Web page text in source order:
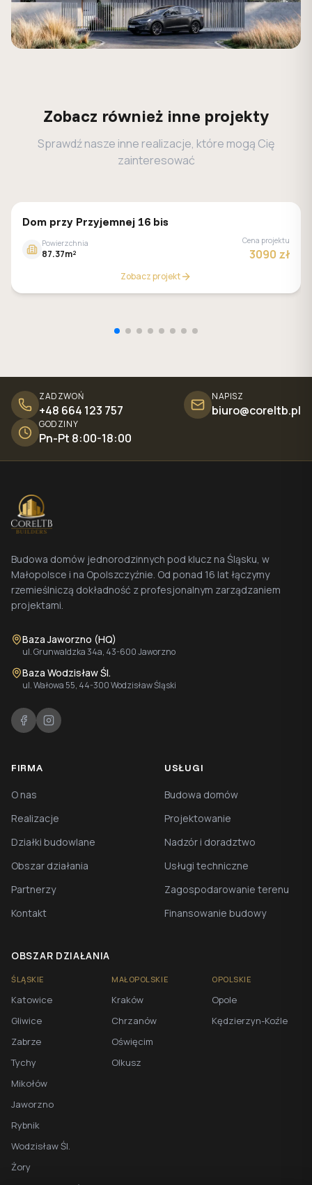
Zobacz również inne projekty
Sprawdź nasze inne realizacje, które mogą Cię
zainteresować
GALERIA DOMÓW
Dom przy Przyjemnej 16 bis
Powierzchnia
87.37m²
Cena projektu
3090 zł
Zobacz projekt
ZADZWOŃ
+48 664 123 757
NAPISZ
biuro@coreltb.pl
GODZINY
Pn-Pt 8:00-18:00
Budowa domów jednorodzinnych pod klucz na Śląsku, w
Małopolsce i na Opolszczyźnie. Od ponad 16 lat łączymy
rzemieślniczą dokładność z profesjonalnym zarządzaniem
projektami.
Baza Jaworzno (HQ)
ul. Grunwaldzka 34a, 43-600 Jaworzno
Baza Wodzisław Śl.
ul. Wałowa 55, 44-300 Wodzisław Śląski
FIRMA
O nas
Realizacje
Działki budowlane
Obszar działania
Partnerzy
Kontakt
USŁUGI
Budowa domów
Projektowanie
Nadzór i doradztwo
Usługi techniczne
Zagospodarowanie terenu
Finansowanie budowy
OBSZAR DZIAŁANIA
ŚLĄSKIE
Katowice
Gliwice
Zabrze
Tychy
Mikołów
Jaworzno
Rybnik
Wodzisław Śl.
Żory
MAŁOPOLSKIE
Kraków
Chrzanów
Oświęcim
Olkusz
OPOLSKIE
Opole
Kędzierzyn-Koźle